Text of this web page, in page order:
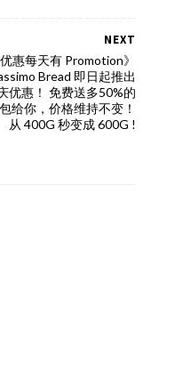
NEXT
优惠每天有 Promotion》
Bread 即日起推出
优惠！ 免费送多50%的
给你，价格维持不变！
从 400G 秒变成 600G !